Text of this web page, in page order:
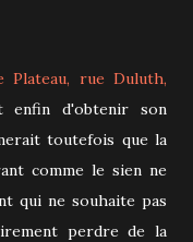
rue Duluth,
enfin d'obtenir son
toutefois que la
comme le sien ne
qui ne souhaite pas
perdre de la